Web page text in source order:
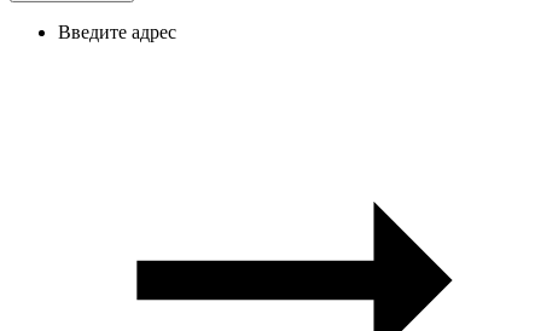
Введите адрес